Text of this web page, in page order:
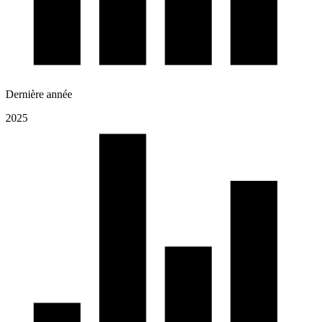
Dernière année
2025